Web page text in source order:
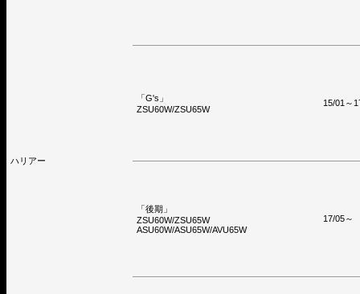
ハリアー
「G's」
ZSU60W/ZSU65W
15/01～
「後期」
ZSU60W/ZSU65W
ASU60W/ASU65W/AVU65W
17/05～